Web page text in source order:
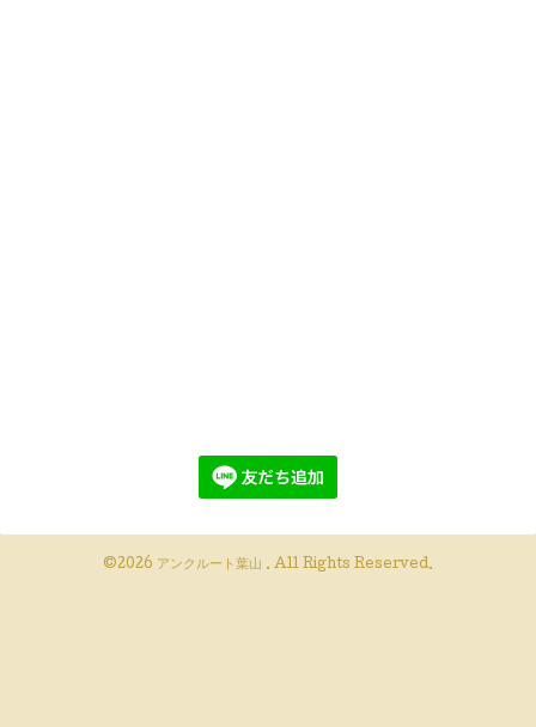
©2026 アンクルート葉山 . All Rights Reserved.